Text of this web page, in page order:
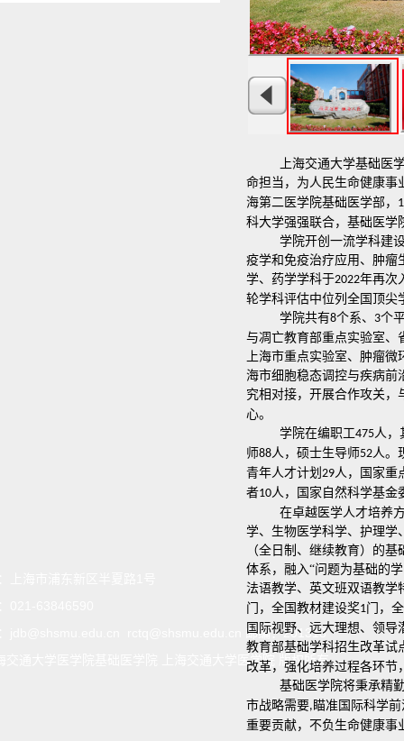
jdb@shsmu.edu.cn rctq@shsmu.edu.cn 邮编：201318
交通大学医学院基础医学院 上海交通大学医学院 版权所有
上海交通大学基础医
命担当，为人民生命健康事
海第二医学院基础医学部，
科大学强强联合，基础医学
学院开创一流学科建
疫学和免疫治疗应用、肿瘤
学、药学学科于2022年再次
轮学科评估中位列全国顶尖
学院共有8个系、 3个
与凋亡教育部重点实验室、
上海市重点实验室、肿瘤
海市细胞稳态调控与疾病前
究相对接，开展合作攻关，
心。
学院在编职工475人，
师88人，硕士生导师52人。
青年人才计划 29人，国家重
者10人，国家自然科学基金
在卓越医学人才培养
学、生物医学科学、护理学
（全日制、继续教育）的
体系 ，融入“问题为基础的
法语教学、 英文班双语教学
门
， 全国 教材建设奖1门
，
国际视野、远大理想、领
教育部基础学科招生改革试
改革， 强化培养过程各环节
基础医学院将秉承精
市战略需要, 瞄准国际科学
重要贡献，不负生命健康事